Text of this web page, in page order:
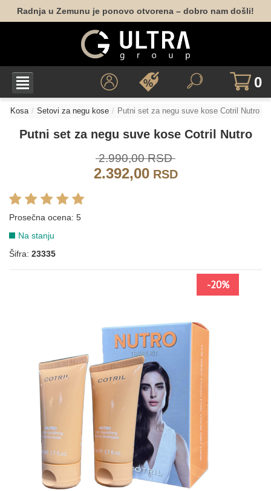
Radnja u Zemunu je ponovo otvorena – dobro nam došli!
0
Kosa Setovi za negu kose Putni set za negu suve kose Cotril Nutro
Putni set za negu suve kose Cotril Nutro
2.990,00 RSD
2.392,00RSD
Prosečna ocena: 5
Na stanju
Šifra: 23335
NOVO
-20%